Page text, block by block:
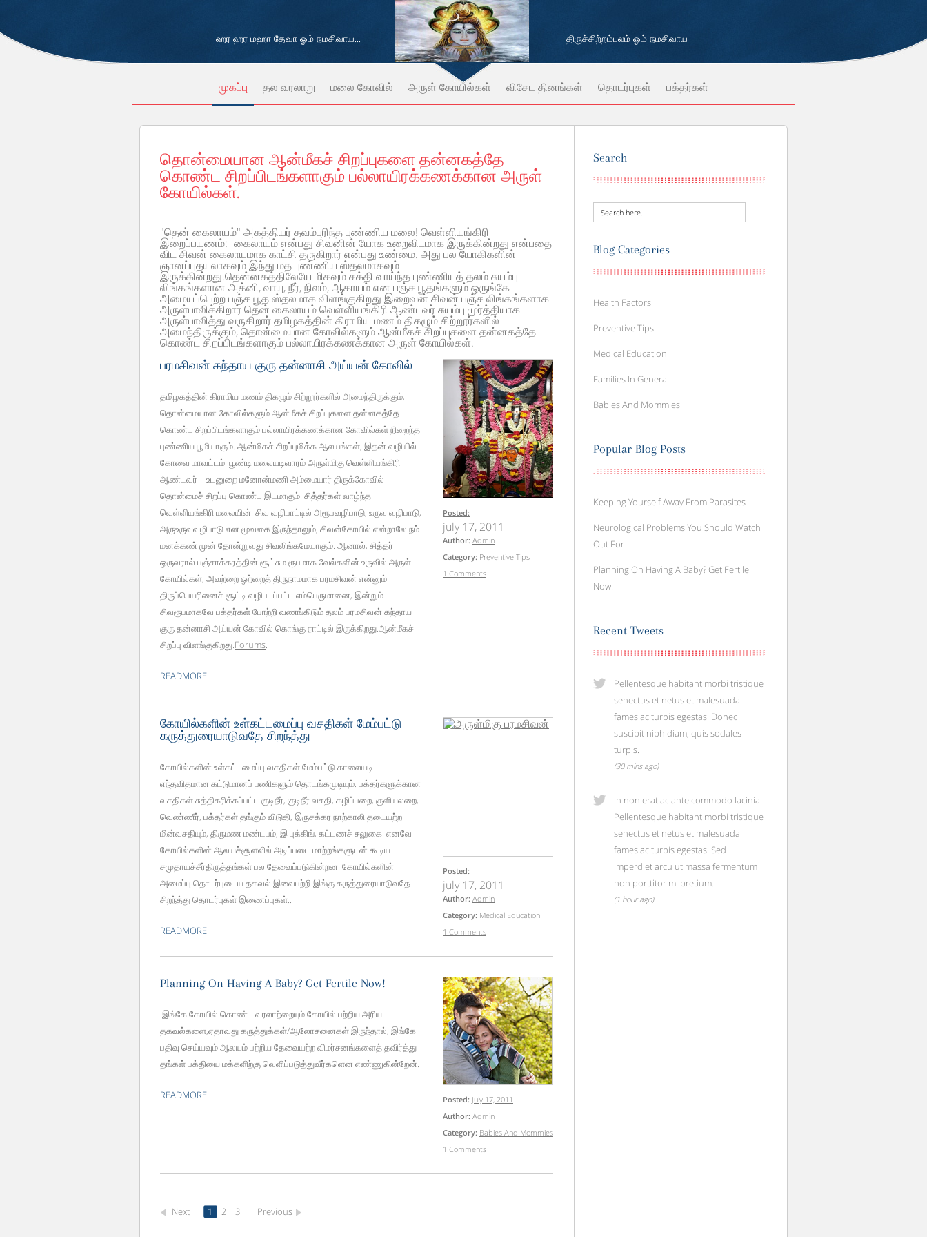
ஹர ஹர மஹா தேவா ஓம் நமசிவாய... திருச்சிற்றம்பலம் ஓம் நமசிவாய
முகப்பு தல வரலாறு மலை கோவில் அருள் கோயில்கள் விசேட தினங்கள் தொடர்புகள் பக்தர்கள்
தொன்மையான ஆன்மீகச் சிறப்புகளை தன்னகத்தே
கொண்ட சிறப்பிடங்களாகும் பல்லாயிரக்கணக்கான அருள்
கோயில்கள்.
"தென் கைலாயம்" அகத்தியர் தவம்புரிந்த புண்ணிய மலை! வெள்ளியங்கிரி
இறைப்பயணம்:- கைலாயம் என்பது சிவனின் யோக உறைவிடமாக இருக்கின்றது என்பதை
விட சிவன் கைலாயமாக காட்சி தருகிறார் என்பது உண்மை. அது பல யோகிகளின்
ஞானப்புதயலாகவும் இந்து மத புண்ணிய ஸ்தலமாகவும்
இருக்கின்றது.தென்னகத்திலேயே மிகவும் சக்தி வாய்ந்த புண்ணியத் தலம் சுயம்பு
லிங்கங்களான அக்னி, வாயு, நீர், நிலம், ஆகாயம் என பஞ்ச பூதங்களும் ஒருங்கே
அமையப்பெற்ற பஞ்ச பூத ஸ்தலமாக விளங்குகிறது இறைவன் சிவன் பஞ்ச லிங்கங்களாக
அருள்பாலிக்கிறார் தென் கைலாயம் வெள்ளியங்கிரி ஆண்டவர் சுயம்பு மூர்த்தியாக
அருள்பாலித்து வருகிறார் தமிழகத்தின் கிராமிய மணம் திகழும் சிற்றூர்களில்
அமைந்திருக்கும், தொன்மையான கோவில்களும் ஆன்மீகச் சிறப்புகளை தன்னகத்தே
கொண்ட சிறப்பிடங்களாகும் பல்லாயிரக்கணக்கான அருள் கோயில்கள்.
பரமசிவன் கந்தாய குரு தன்னாசி அய்யன் கோவில்
தமிழகத்தின் கிராமிய மணம் திகழும் சிற்றூர்களில் அமைந்திருக்கும்,
தொன்மையான கோவில்களும் ஆன்மீகச் சிறப்புகளை தன்னகத்தே
கொண்ட சிறப்பிடங்களாகும் பல்லாயிரக்கணக்கான கோவில்கள் நிறைந்த
புண்ணிய பூமியாகும். ஆன்மிகச் சிறப்புமிக்க ஆலயங்கள், இதன் வழியில்
கோவை மாவட்டம். பூண்டி மலையடிவாரம் அருள்மிகு வெள்ளியங்கிரி
ஆண்டவர் – உடனுறை மனோன்மணி அம்மையார் திருக்கோவில்
தொன்மைச் சிறப்பு கொண்ட இடமாகும். சித்தர்கள் வாழ்ந்த
வெள்ளியங்கிரி மலையின். சிவ வழிபாட்டில் அரூபவழிபாடு, உருவ வழிபாடு,
அருஉருவவழிபாடு என மூவகை இருந்தாலும், சிவன்கோயில் என்றாலே நம்
மனக்கண் முன் தோன்றுவது சிவலிங்கமேயாகும். ஆனால், சித்தர்
ஒருவரால் பஞ்சாக்கரத்தின் சூட்சும ரூபமாக வேல்களின் உருவில் அருள்
கோயில்கள், அவற்றை ஒற்றைத் திருநாமமாக பரமசிவன் என்னும்
திருப்பெயரினைச் சூட்டி வழிபடப்பட்ட எம்பெருமானை, இன்றும்
சிவரூபமாகவே பக்தர்கள் போற்றி வணங்கிடும் தலம் பரமசிவன் கந்தாய
குரு தன்னாசி அய்யன் கோவில் கொங்கு நாட்டில் இருக்கிறது.ஆன்மீகச்
சிறப்பு விளங்குகிறது.Forums.
READMORE
Posted:
july 17, 2011
Author: Admin
Category: Preventive Tips
1 Comments
கோயில்களின் உள்கட்டமைப்பு வசதிகள் மேம்பட்டு
கருத்துரையாடுவதே சிறந்த்து
கோயில்களின் உள்கட்டமைப்பு வசதிகள் மேம்பட்டு காலையடி
எந்தவிதமான கட்டுமானப் பணிகளும் தொடங்கமுடியும். பக்தர்களுக்கான
வசதிகள் சுத்திகரிக்கப்பட்ட குடிநீர், குடிநீர் வசதி, கழிப்பறை, குளியலறை,
வெண்ணீர், பக்தர்கள் தங்கும் விடுதி, இருசக்கர நாற்காலி தடையற்ற
மின்வசதியும், திருமண மண்டபம், இ புக்கிங், கட்டணச் சலுகை. எனவே
கோயில்களின் ஆலயச்சூளலில் அடிப்படை மாற்றங்களுடன் கூடிய
சமுதாயச்சீர்திருத்தங்கள் பல தேவைப்படுகின்றன. கோயில்களின்
அமைப்பு தொடர்புடைய தகவல் இவைபற்றி இங்கு கருத்துரையாடுவதே
சிறந்த்து தொடர்புகள் இணைப்புகள்..
READMORE
Posted:
july 17, 2011
Author: Admin
Category: Medical Education
1 Comments
Planning On Having A Baby? Get Fertile Now!
.இங்கே கோயில் கொண்ட வரலாற்றையும் கோயில் பற்றிய அரிய
தகவல்களை,ஏதாவது கருத்துக்கள்/ஆலோசனைகள் இருந்தால், இங்கே
பதிவு செய்யவும் ஆலயம் பற்றிய தேவையற்ற விமர்சனங்களைத் தவிர்த்து
தங்கள் பக்தியை மக்களிற்கு வெளிப்படுத்துவீர்களென எண்ணுகின்றேன்.
READMORE Posted: July 17, 2011
Author: Admin
Category: Babies And Mommies
1 Comments
Next 1 2 3 Previous
Search
Blog Categories
Health Factors
Preventive Tips
Medical Education
Families In General
Babies And Mommies
Popular Blog Posts
Keeping Yourself Away From Parasites
Neurological Problems You Should Watch
Out For
Planning On Having A Baby? Get Fertile
Now!
Recent Tweets
Pellentesque habitant morbi tristique
senectus et netus et malesuada
fames ac turpis egestas. Donec
suscipit nibh diam, quis sodales
turpis.
(30 mins ago)
In non erat ac ante commodo lacinia.
Pellentesque habitant morbi tristique
senectus et netus et malesuada
fames ac turpis egestas. Sed
imperdiet arcu ut massa fermentum
non porttitor mi pretium.
(1 hour ago)